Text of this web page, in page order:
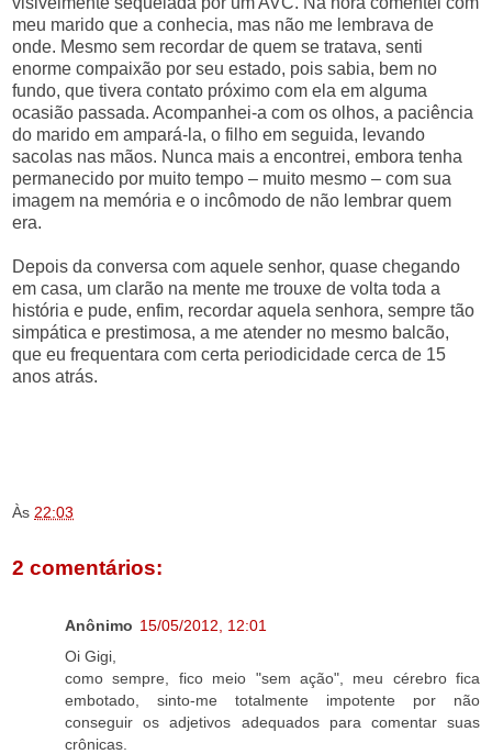
meu marido que a conhecia, mas não me lembrava de
onde. Mesmo sem recordar de quem se tratava, senti
enorme compaixão por seu estado, pois sabia, bem no
fundo, que tivera contato próximo com ela em alguma
ocasião passada. Acompanhei-a com os olhos, a paciência
do marido em ampará-la, o filho em seguida, levando
sacolas nas mãos. Nunca mais a encontrei, embora tenha
permanecido por muito tempo – muito mesmo – com sua
imagem na memória e o incômodo de não lembrar quem
era.
Depois da conversa com aquele senhor, quase chegando
em casa, um clarão na mente me trouxe de volta toda a
história e pude, enfim, recordar aquela senhora, sempre tão
simpática e prestimosa, a me atender no mesmo balcão,
que eu frequentara com certa periodicidade cerca de 15
anos atrás.
Às 22:03
2 comentários:
Anônimo 15/05/2012, 12:01
Oi Gigi,
como sempre, fico meio "sem ação", meu cérebro fica
embotado, sinto-me totalmente impotente por não
conseguir os adjetivos adequados para comentar suas
crônicas.